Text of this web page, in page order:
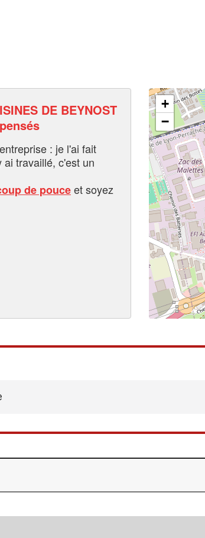
DE BEYNOST
: je l'ai fait
travaillé, c'est un
de pouceet soyez
+
−